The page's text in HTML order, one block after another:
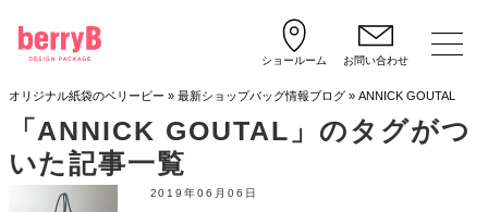
ショールーム お問い合わせ
オリジナル紙袋のベリービー » 最新ショップバッグ情報ブログ» ANNICK GOUTAL
「ANNICK GOUTAL」のタグがつ
いた記事一覧
2019年06月06日